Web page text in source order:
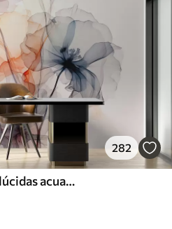
282
Flores abstractas translúcidas acuarela líquida